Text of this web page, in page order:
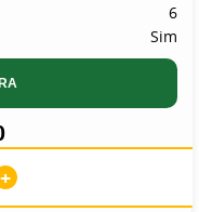
6
Sim
+